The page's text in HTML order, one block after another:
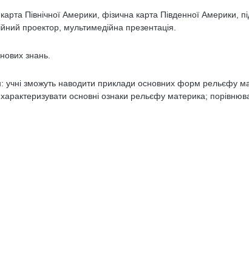
Північної Америки, фізична карта Південної Америки,
проектор, мультимедійна презентація.
знань.
: учні зможуть наводити приклади основних форм рельєфу
характеризувати основні ознаки рельєфу материка;